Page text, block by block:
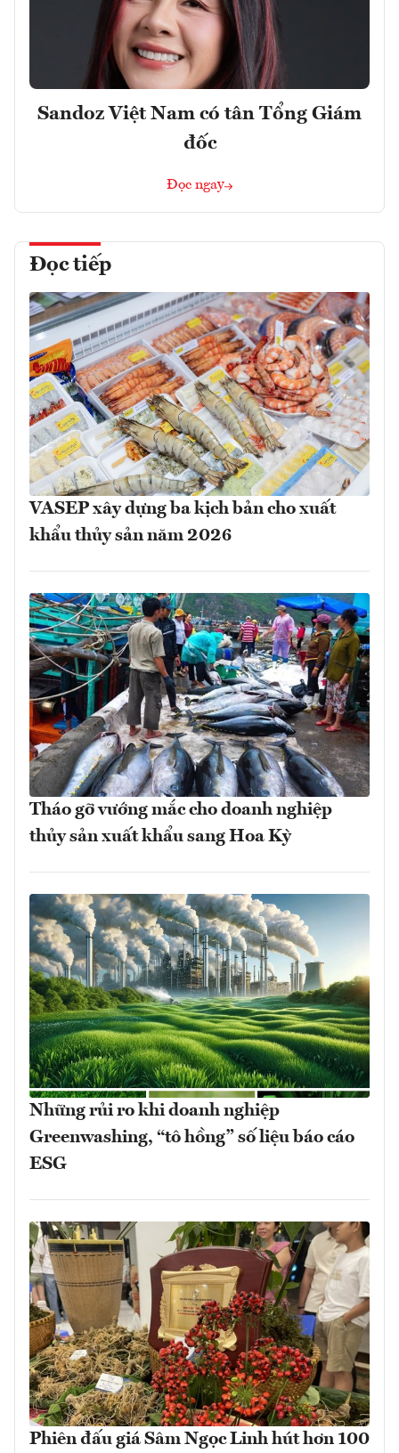
Sandoz Việt Nam có tân Tổng Giám
đốc
Đọc ngay
Đọc tiếp
VASEP xây dựng ba kịch bản cho xuất
khẩu thủy sản năm 2026
Tháo gỡ vướng mắc cho doanh nghiệp
thủy sản xuất khẩu sang Hoa Kỳ
Những rủi ro khi doanh nghiệp
Greenwashing, “tô hồng” số liệu báo cáo
ESG
Phiên đấu giá Sâm Ngọc Linh hút hơn 100